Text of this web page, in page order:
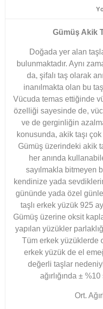
Gümüş Akik
Doğada yer alan
bulunmaktadır. Aynı
da, şifalı taş olarak
inanılmakta olan bu
Vücuda temas ettiğinde
özelliği sayesinde de,
ve de gerginliğin
konusunda, akik taşı
Gümüş üzerindeki akik
her anında
sayılmakla bitmeyen
kendinize yada
gününde yada özel
taşlı erkek yüzük 925
Gümüş üzerine oksit
yapılan yüzükler
Tüm erkek yüzüklerde
erkek yüzük de el
değerli taşlar
ağırlığında ±
Ort.